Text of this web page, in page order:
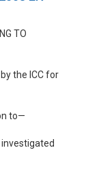
TO
the ICC for
to—